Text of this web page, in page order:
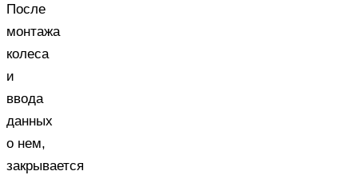
После
монтажа
колеса
и
ввода
данных
о нем,
закрывается